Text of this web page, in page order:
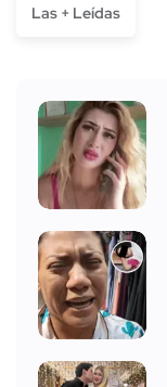
Las + Leídas